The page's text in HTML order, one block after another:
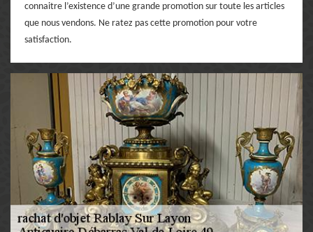
connaitre l’existence d’une grande promotion sur toute les articles
que nous vendons. Ne ratez pas cette promotion pour votre
satisfaction.